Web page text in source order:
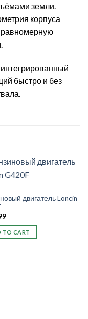
земли.
корпуса
равномерную
быстро и без
двигатель Loncin
TO CART